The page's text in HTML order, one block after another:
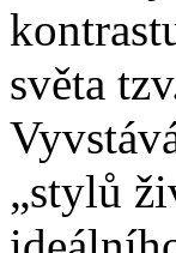
světa
„stylů